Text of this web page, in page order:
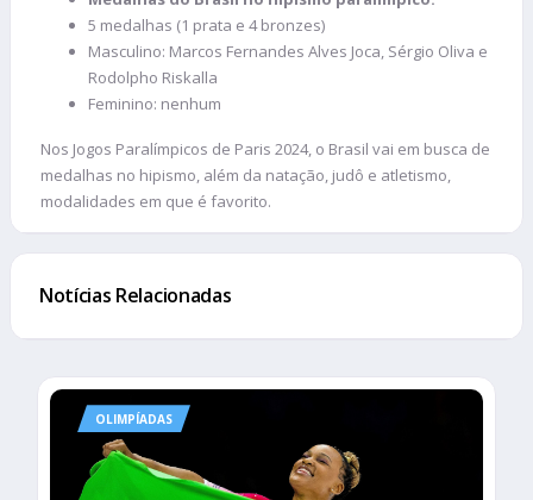
5 medalhas (1 prata e 4 bronzes)
Masculino: Marcos Fernandes Alves Joca, Sérgio Oliva e
Rodolpho Riskalla
Feminino: nenhum
Nos Jogos Paralímpicos de Paris 2024, o Brasil vai em busca de
medalhas no hipismo, além da natação, judô e atletismo,
modalidades em que é favorito.
Notícias Relacionadas
OLIMPÍADAS